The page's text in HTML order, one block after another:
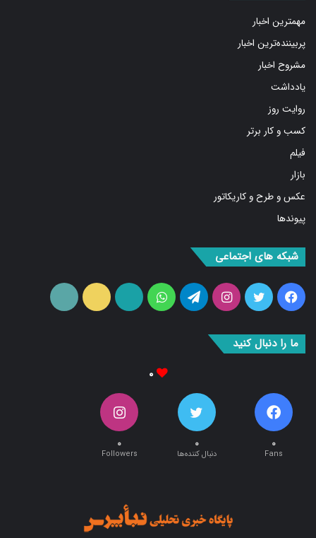
مهمترین اخبار
پربیننده‌ترین اخبار
مشروح اخبار
یادداشت
روایت روز
کسب و کار برتر
فیلم
بازار
عکس و طرح و کاریکاتور
پیوندها
شبکه های اجتماعی
فیس
توییتر اینستاگرامتلگرام واتس
آپارات ایتا
ما را دنبال کنید
۰
۰
Fans
۰
دنبال کننده‌ها
۰
Followers